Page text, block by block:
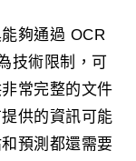
夠通過 OCR
技術限制，可
常完整的文件
供的資訊可能
預測都還需要